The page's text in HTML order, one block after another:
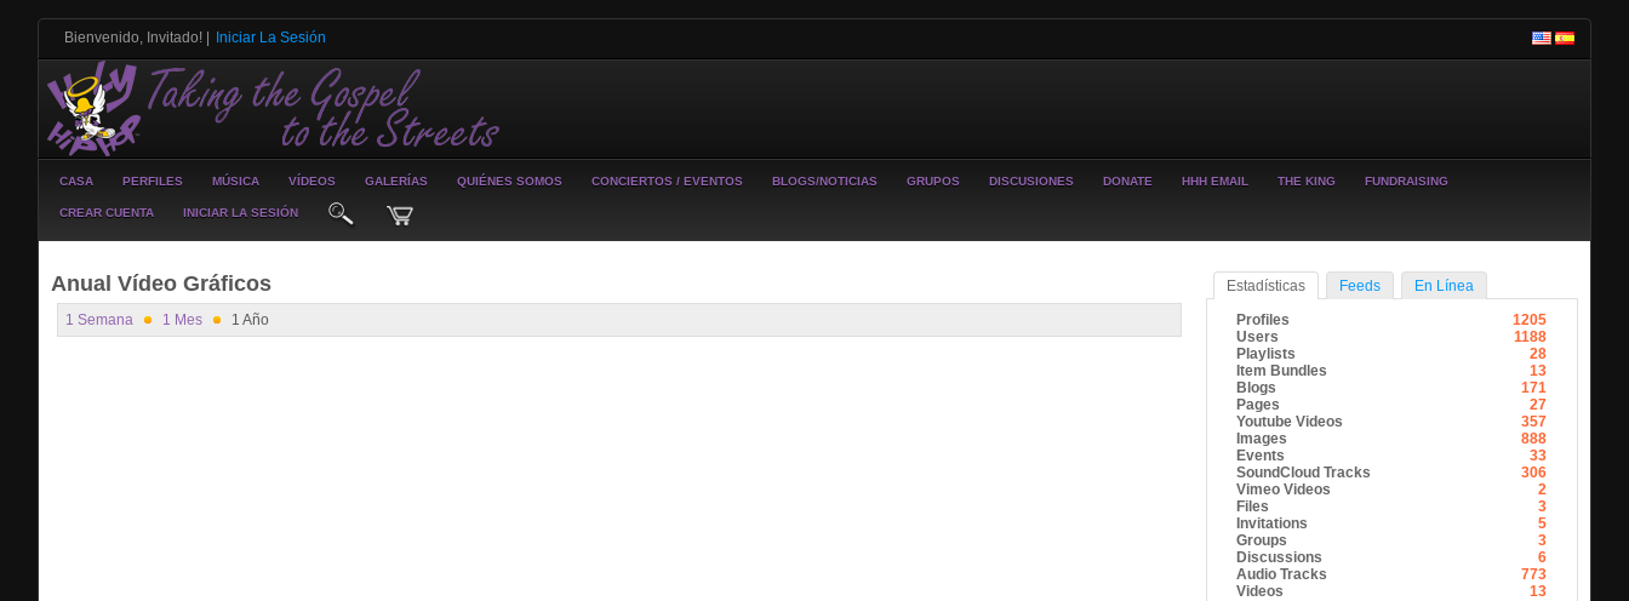
Bienvenido, Invitado! Iniciar La Sesión
CASA PERFILES MÚSICA VÍDEOS GALERÍAS QUIÉNES SOMOS CONCIERTOS / EVENTOS BLOGS/NOTICIAS GRUPOS DISCUSIONES DONATE HHH EMAIL THE KING FUNDRAISING
CREAR CUENTA INICIAR LA SESIÓN
Anual Vídeo Gráficos
1 Semana 1 Mes 1 Año
Estadísticas Feeds
En Línea
Profiles
1205
Users
1188
Playlists
28
Item Bundles
13
Blogs
171
Pages
27
Youtube Videos
357
Images
888
Events
33
SoundCloud Tracks
306
Vimeo Videos
2
Files
3
Invitations
5
Groups
3
Discussions
6
Audio Tracks
773
Videos
13